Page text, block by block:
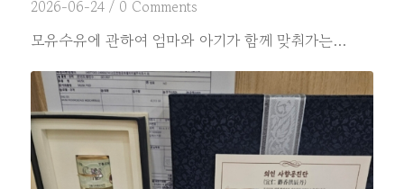
2026-06-24 / 0 Comments
모유수유에 관하여 엄마와 아기가 함께 맞춰가는…